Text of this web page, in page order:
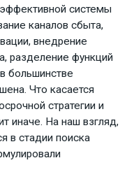
системы
каналов сбыта,
внедрение
разделение функций
большинстве
Что касается
стратегии и
иначе. На наш взгляд,
в стадии поиска